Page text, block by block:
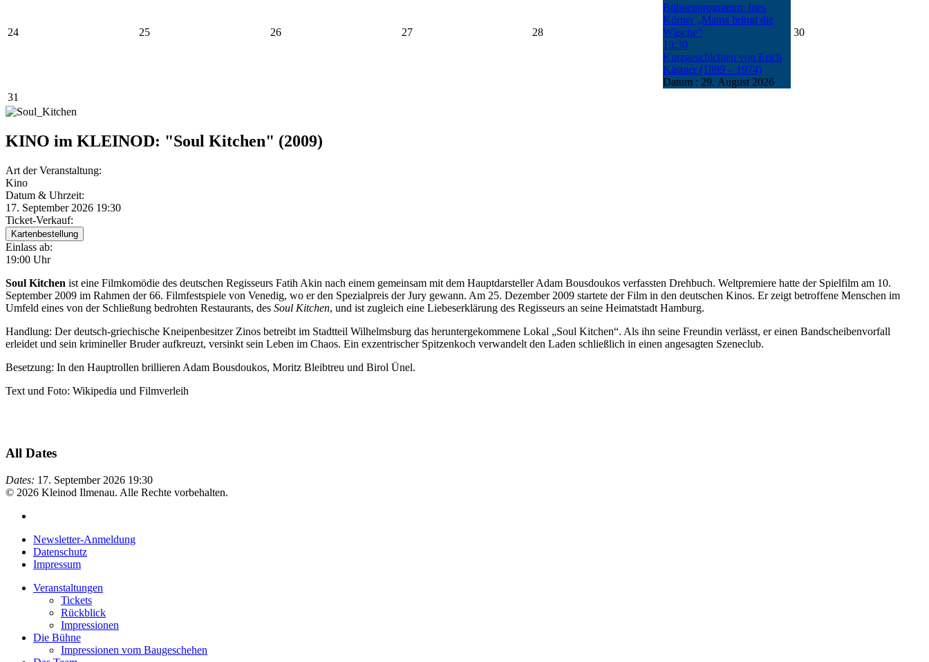
24 25 26 27 28
Bühnenprogramm: Ines
Körner „Mama bringt die
Wäsche“
19:30
Kurzgeschichten von Erich
Kästner (1899 – 1974)
Datum : 29. August 2026
30
31
KINO im KLEINOD: "Soul Kitchen" (2009)
Art der Veranstaltung:
Kino
Datum & Uhrzeit:
17. September 2026 19:30
Ticket-Verkauf:
Kartenbestellung
Einlass ab:
19:00 Uhr
Soul Kitchen ist eine Filmkomödie des deutschen Regisseurs Fatih Akin nach einem gemeinsam mit dem Hauptdarsteller Adam Bousdoukos verfassten Drehbuch. Weltpremiere hatte der Spielfilm am 10.
September 2009 im Rahmen der 66. Filmfestspiele von Venedig, wo er den Spezialpreis der Jury gewann. Am 25. Dezember 2009 startete der Film in den deutschen Kinos. Er zeigt betroffene Menschen im
Umfeld eines von der Schließung bedrohten Restaurants, des Soul Kitchen, und ist zugleich eine Liebeserklärung des Regisseurs an seine Heimatstadt Hamburg.
Handlung: Der deutsch-griechische Kneipenbesitzer Zinos betreibt im Stadtteil Wilhelmsburg das heruntergekommene Lokal „Soul Kitchen“. Als ihn seine Freundin verlässt, er einen Bandscheibenvorfall
erleidet und sein krimineller Bruder aufkreuzt, versinkt sein Leben im Chaos. Ein exzentrischer Spitzenkoch verwandelt den Laden schließlich in einen angesagten Szeneclub.
Besetzung: In den Hauptrollen brillieren Adam Bousdoukos, Moritz Bleibtreu und Birol Ünel.
Text und Foto: Wikipedia und Filmverleih
All Dates
Dates: 17. September 2026 19:30
© 2026 Kleinod Ilmenau. Alle Rechte vorbehalten.
Newsletter-Anmeldung
Datenschutz
Impressum
Veranstaltungen
Tickets
Rückblick
Impressionen
Die Bühne
Impressionen vom Baugeschehen